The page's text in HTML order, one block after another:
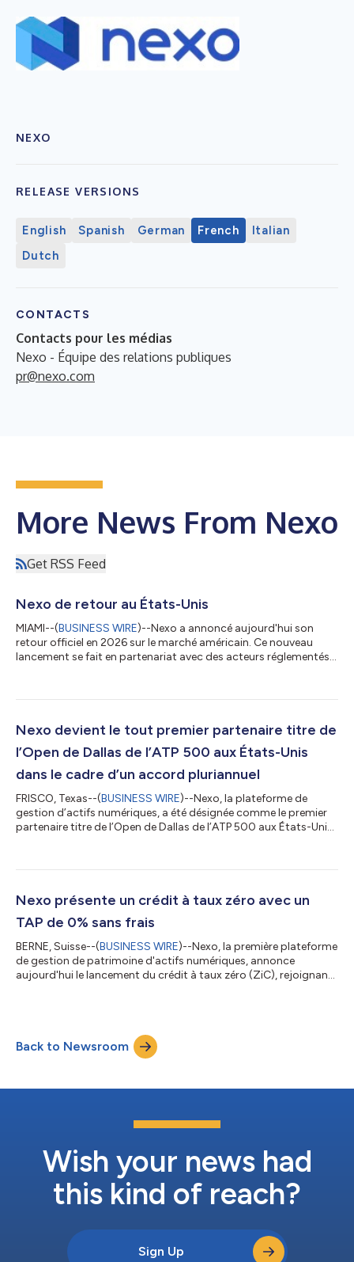
NEXO
RELEASE VERSIONS
English Spanish German French
Italian
Dutch
CONTACTS
Contacts pour les médias
Nexo - Équipe des relations publiques
pr@nexo.com
More News From Nexo
Get RSS Feed
Nexo de retour au États-Unis
MIAMI--(BUSINESS WIRE)--Nexo a annoncé aujourd'hui son
retour officiel en 2026 sur le marché américain. Ce nouveau
lancement se fait en partenariat avec des acteurs réglementés,
de négociation d'actifs numériques est fournie par Bakkt, une
gestion des risques et la conformité des institutions. Le retour
Nexo devient le tout premier partenaire titre de
l’Open de Dallas de l’ATP 500 aux États-Unis
dans le cadre d’un accord pluriannuel
FRISCO, Texas--(BUSINESS WIRE)--Nexo, la plateforme de
gestion d’actifs numériques, a été désignée comme le premier
partenaire titre de l’Open de Dallas de l’ATP 500 aux États-Unis,
terme en soutenant des événements sportifs mondiaux de
au lancement de la marque Nexo Dallas Open et à la rénovation
de deux courts...
Nexo présente un crédit à taux zéro avec un
TAP de 0% sans frais
BERNE, Suisse--(BUSINESS WIRE)--Nexo, la première plateforme
de gestion de patrimoine d'actifs numériques, annonce
aujourd'hui le lancement du crédit à taux zéro (ZiC), rejoignant
d'une durée fixe, sans risque de liquidation forcée prématurée.
Auparavant disponibles par l’intermédiaire des services privés et
Back to Newsroom
Wish your news had
this kind of reach?
Sign Up